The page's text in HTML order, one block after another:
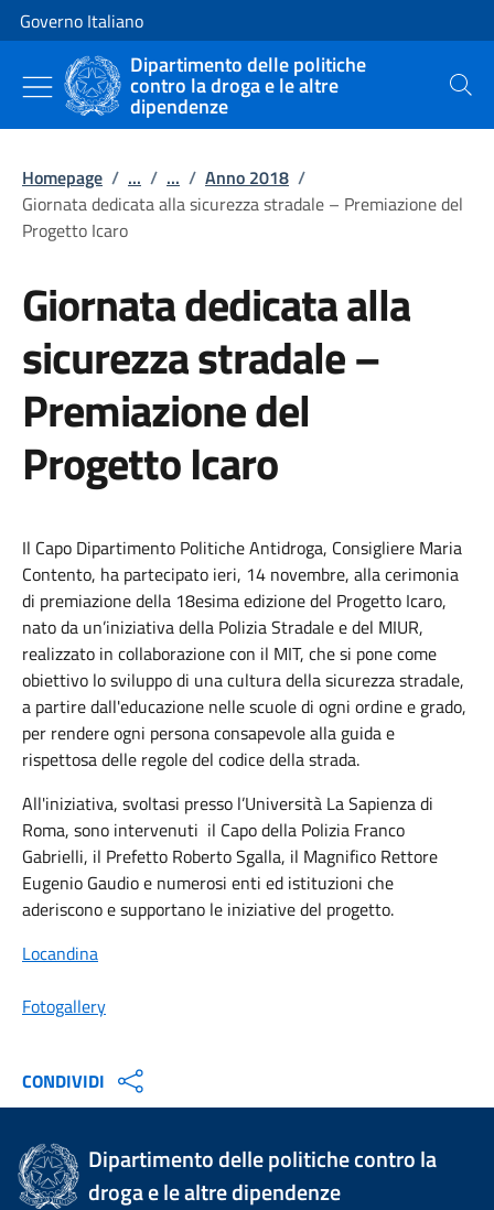
Vai al contenuto
Vai alla navigazione del sito
Governo Italiano
Dipartimento delle politiche
contro la droga e le altre
dipendenze Cerca
Homepage / ... / ... / Anno 2018 /
Giornata dedicata alla sicurezza stradale – Premiazione del
Progetto Icaro
Giornata dedicata alla
sicurezza stradale –
Premiazione del
Progetto Icaro
Il Capo Dipartimento Politiche Antidroga, Consigliere Maria
Contento, ha partecipato ieri, 14 novembre, alla cerimonia
di premiazione della 18esima edizione del Progetto Icaro,
nato da un’iniziativa della Polizia Stradale e del MIUR,
realizzato in collaborazione con il MIT, che si pone come
obiettivo lo sviluppo di una cultura della sicurezza stradale,
a partire dall'educazione nelle scuole di ogni ordine e grado,
per rendere ogni persona consapevole alla guida e
rispettosa delle regole del codice della strada.
All'iniziativa, svoltasi presso l’Università La Sapienza di
Roma, sono intervenuti il Capo della Polizia Franco
Gabrielli, il Prefetto Roberto Sgalla, il Magnifico Rettore
Eugenio Gaudio e numerosi enti ed istituzioni che
aderiscono e supportano le iniziative del progetto.
Locandina
Fotogallery
CONDIVIDI
Dipartimento delle politiche contro la
droga e le altre dipendenze